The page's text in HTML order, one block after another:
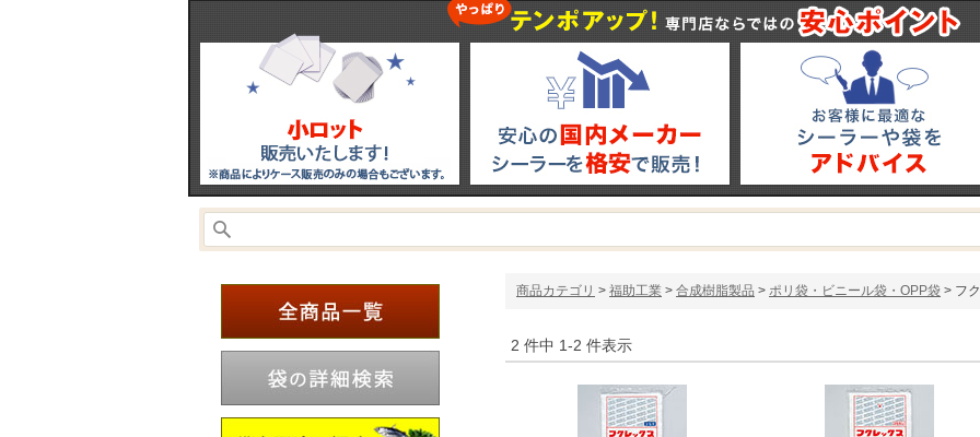
商品カテゴリ > 福助工業 > 合成樹脂製品 > ポリ袋・ビニール袋・OPP袋 > フ
2 件中 1-2 件表示